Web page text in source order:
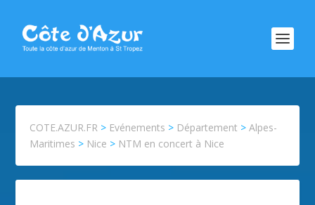
COTE.AZUR.FR > Evénements > Département >Alpes-
Maritimes > Nice > NTM en concert à Nice